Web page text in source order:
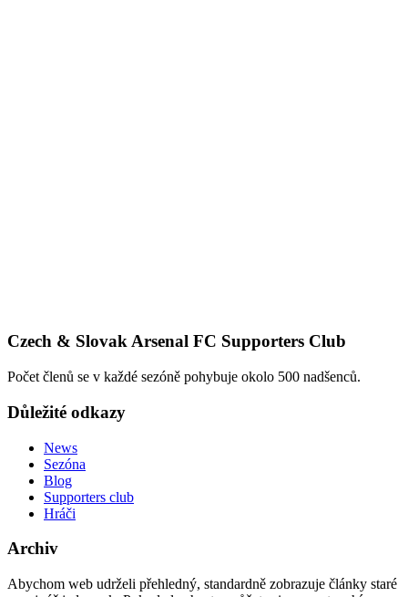
Czech & Slovak Arsenal FC Supporters Club
Počet členů se v každé sezóně pohybuje okolo 500 nadšenců.
Důležité odkazy
News
Sezóna
Blog
Supporters club
Hráči
Archiv
Abychom web udrželi přehledný, standardně zobrazuje články staré